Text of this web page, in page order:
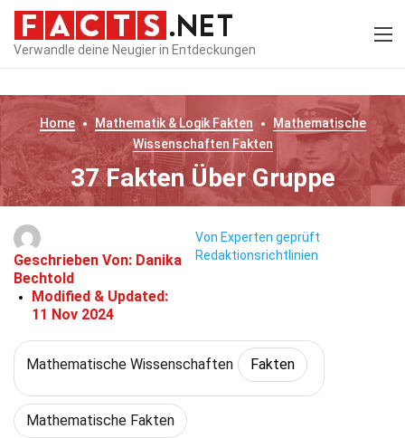
Verwandle deine Neugier in Entdeckungen
Home Mathematik & LogikFakten
Mathematische
Wissenschaften Fakten
37 Fakten Über Gruppe
Geschrieben Von: Danika
Bechtold
Modified & Updated:
11 Nov 2024
Von Experten geprüft
Redaktionsrichtlinien
Mathematische Wissenschaften Fakten
Mathematische Fakten